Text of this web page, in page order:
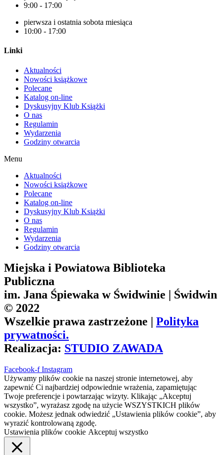
9:00 - 17:00
pierwsza i ostatnia sobota miesiąca
10:00 - 17:00
Linki
Aktualności
Nowości książkowe
Polecane
Katalog on-line
Dyskusyjny Klub Książki
O nas
Regulamin
Wydarzenia
Godziny otwarcia
Menu
Aktualności
Nowości książkowe
Polecane
Katalog on-line
Dyskusyjny Klub Książki
O nas
Regulamin
Wydarzenia
Godziny otwarcia
Miejska i Powiatowa Biblioteka
Publiczna
im. Jana Śpiewaka w Świdwinie | Świdwin
© 2022
Wszelkie prawa zastrzeżone | Polityka
prywatności.
Realizacja: STUDIO ZAWADA
Facebook-f Instagram
Używamy plików cookie na naszej stronie internetowej, aby
zapewnić Ci najbardziej odpowiednie wrażenia, zapamiętując
Twoje preferencje i powtarzając wizyty. Klikając „Akceptuj
wszystko”, wyrażasz zgodę na użycie WSZYSTKICH plików
cookie. Możesz jednak odwiedzić „Ustawienia plików cookie”, aby
wyrazić kontrolowaną zgodę.
Ustawienia plików cookie Akceptuj wszystko